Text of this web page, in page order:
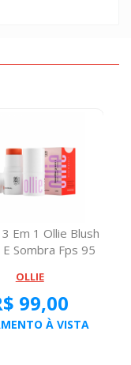
Em 1 Ollie Blush
Sombra Fps 95
OLLIE
99,00
À VISTA